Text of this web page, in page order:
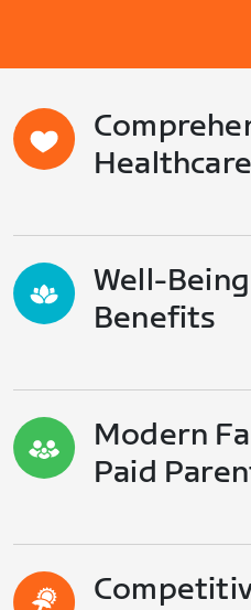
Well-
Benefits
Modern
Paid